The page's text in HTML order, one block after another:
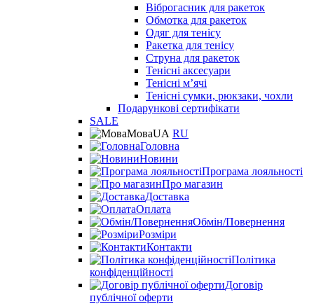
Віброгасник для ракеток
Обмотка для ракеток
Одяг для тенісу
Ракетка для тенісу
Струна для ракеток
Тенісні аксесуари
Тенісні мʼячі
Тенісні сумки, рюкзаки, чохли
Подарункові сертифікати
SALE
МоваUA RU
Головна
Новини
Програма лояльності
Про магазин
Доставка
Оплата
Обмін/Повернення
Розміри
Контакти
Політика
конфіденційності
Договір
публічної оферти